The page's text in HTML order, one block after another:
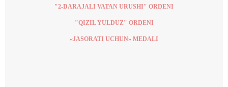
"2-DARAJALI VATAN URUSHI" ORDENI
"QIZIL YULDUZ" ORDENI
«JASORATI UCHUN» MEDALI